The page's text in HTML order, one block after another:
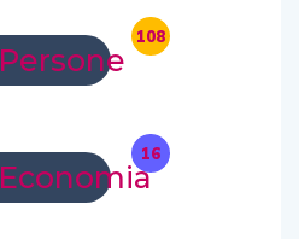
Persone
108
Economia
16